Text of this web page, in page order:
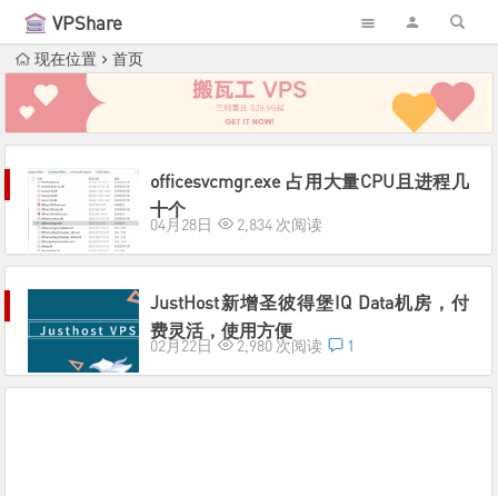
VPShare
现在位置 首页
officesvcmgr.exe 占用大量CPU且进程几
十个
04月28日 2,834 次阅读
JustHost新增圣彼得堡IQ Data机房，付
费灵活，使用方便
02月22日 2,980 次阅读 1